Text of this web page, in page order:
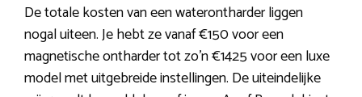
De totale kosten van een waterontharder liggen
nogal uiteen. Je hebt ze vanaf €150 voor een
magnetische ontharder tot zo’n €1425 voor een luxe
model met uitgebreide instellingen. De uiteindelijke